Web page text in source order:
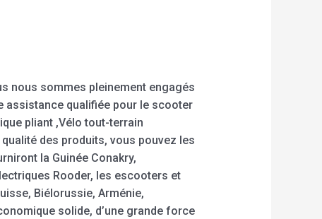
nous sommes pleinement engagés
assistance qualifiée pour le scooter
pliant ,Vélo tout-terrain
des produits, vous pouvez les
la Guinée Conakry,
Rooder, les escooters et
Biélorussie, Arménie,
solide, d’une grande force